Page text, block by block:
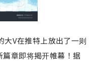
V在推特上放出了一则
章即将揭开帷幕！据